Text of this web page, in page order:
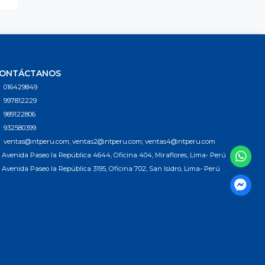
016429849
997812229
989122806
932580399
ventas@ntperu.com; ventas2@ntperu.com; ventas4@ntperu.com
Avenida Paseo la República 4644, Oficina 404, Miraflores, Lima- Perú
Avenida Paseo la República 3195, Oficina 702, San Isidro, Lima- Perú